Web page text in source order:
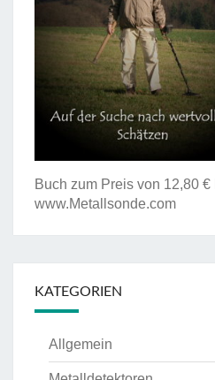
Buch zum Preis von 12,80 €
www.Metallsonde.com
KATEGORIEN
Allgemein